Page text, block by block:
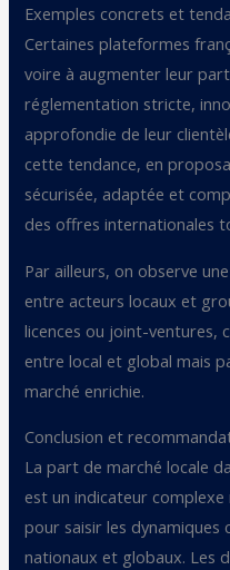
Exemples concrets et
Certaines plateformes
voire à augmenter leur
réglementation stricte,
approfondie de leur
cette tendance, en
sécurisée, adaptée et
des offres internationales
Par ailleurs, on observe
entre acteurs locaux et
licences ou joint-ventures,
entre local et global mais
marché enrichie.
Conclusion et
La part de marché locale
est un indicateur
pour saisir les
nationaux et globaux. Les